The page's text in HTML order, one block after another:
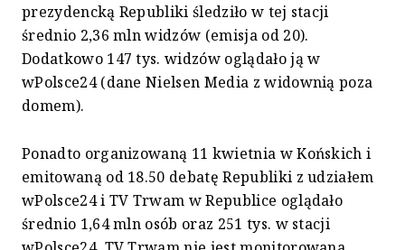
prezydencką Republiki śledziło w tej stacji
średnio 2,36 mln widzów (emisja od 20).
Dodatkowo 147 tys. widzów oglądało ją w
wPolsce24 (dane Nielsen Media z widownią poza
domem).
Ponadto organizowaną 11 kwietnia w Końskich i
emitowaną od 18.50 debatę Republiki z udziałem
wPolsce24 i TV Trwam w Republice oglądało
średnio 1,64 mln osób oraz 251 tys. w stacji